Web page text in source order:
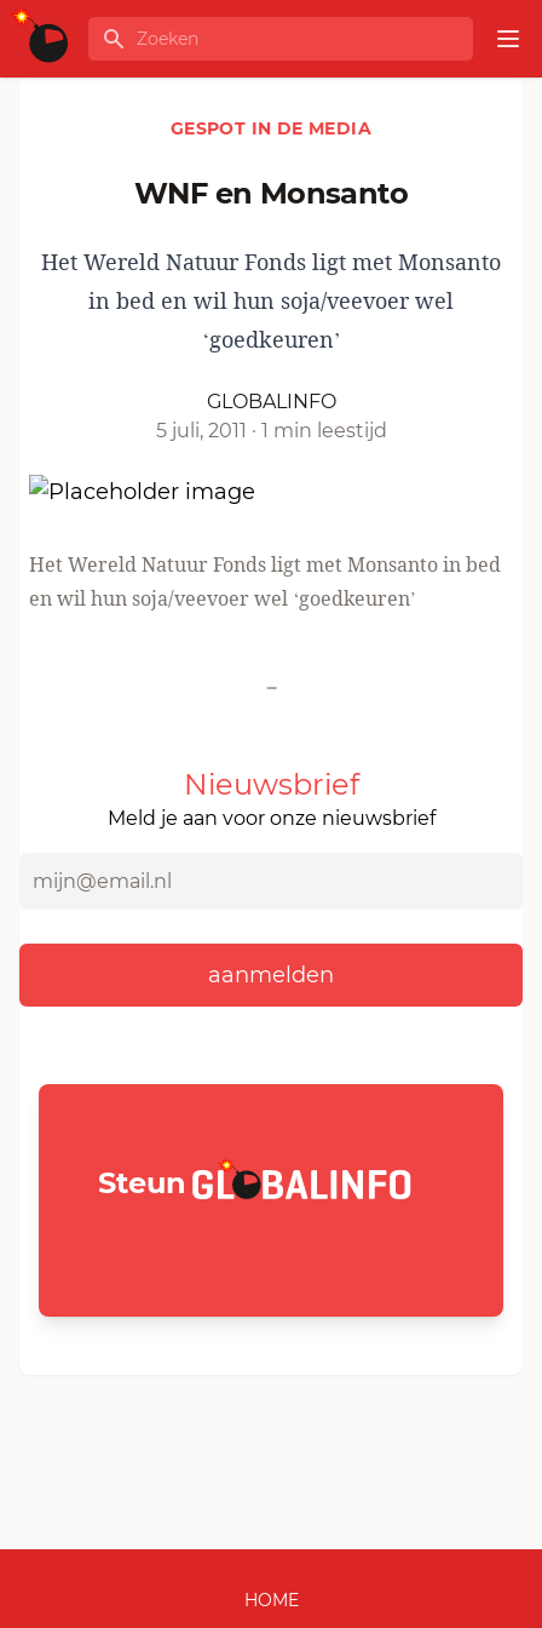
Ga naar de inhoud
GLOBALINFO
Zoeken
GESPOT IN DE MEDIA
WNF en Monsanto
Het Wereld Natuur Fonds ligt met Monsanto
in bed en wil hun soja/veevoer wel
‘goedkeuren’
GLOBALINFO
5 juli, 2011 · 1 min leestijd
Het Wereld Natuur Fonds ligt met Monsanto in bed
en wil hun soja/veevoer wel ‘goedkeuren’
-
Nieuwsbrief
Meld je aan voor onze nieuwsbrief
Steun GLOBALINFO.nl
HOME